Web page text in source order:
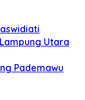
Utara
Pademawu